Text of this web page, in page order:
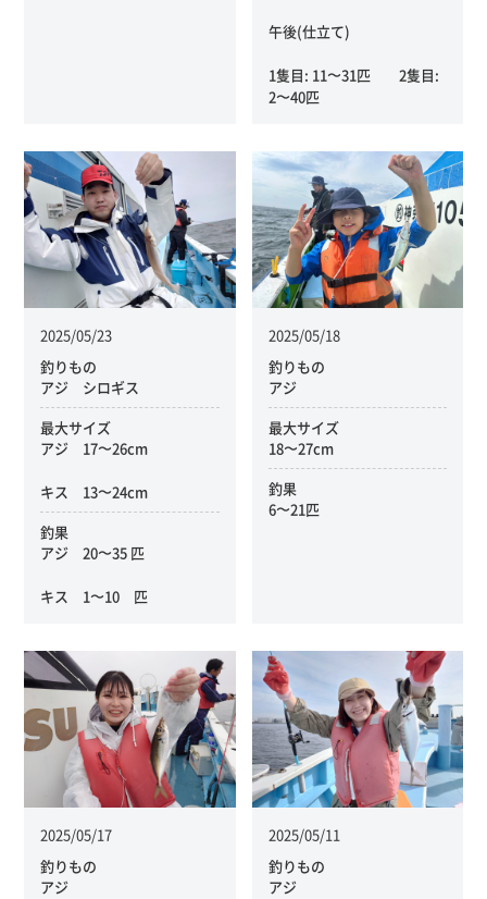
午後(仕立て)
1隻目: 11〜31匹 2隻目:
2〜40匹
2025/05/23
釣りもの
アジ シロギス
最大サイズ
アジ 17〜26cm
キス 13〜24cm
釣果
アジ 20〜35 匹
キス 1〜10 匹
2025/05/18
釣りもの
アジ
最大サイズ
18〜27cm
釣果
6〜21匹
2025/05/17
釣りもの
アジ
2025/05/11
釣りもの
アジ